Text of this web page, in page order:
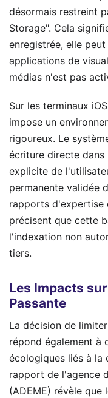
désormais restreint
Storage". Cela
enregistrée, elle
applications de
médias n'est pas
Sur les terminaux
impose un
rigoureux. Le
écriture directe dans
explicite de
permanente validée
rapports d'expertise
précisent que cette
l'indexation non
tiers.
Les Impacts
Passante
La décision de
répond également à
écologiques liés à la
rapport de l'agence
(ADEME) révèle